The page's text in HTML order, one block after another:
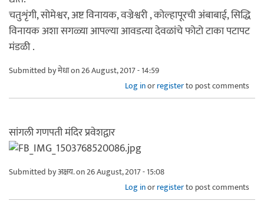
चतुशृंगी, सोमेश्वर, अष्ट विनायक, वज्रेश्वरी , कोल्हापूरची अंबाबाई, सिद्धि
विनायक अशा सगळ्या आपल्या आवडत्या देवळांचे फोटो टाका पटापट
मंडळी .
Submitted byमेधाon 26 August, 2017 - 14:59
Log inorregisterto post comments
सांगली गणपती मंदिर प्रवेशद्वार
Submitted byअक्षय.on 26 August, 2017 - 15:08
Log inorregisterto post comments